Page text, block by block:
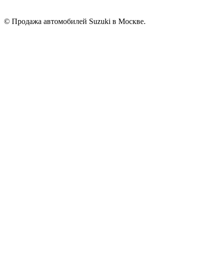
© Продажа автомобилей Suzuki в Москве.